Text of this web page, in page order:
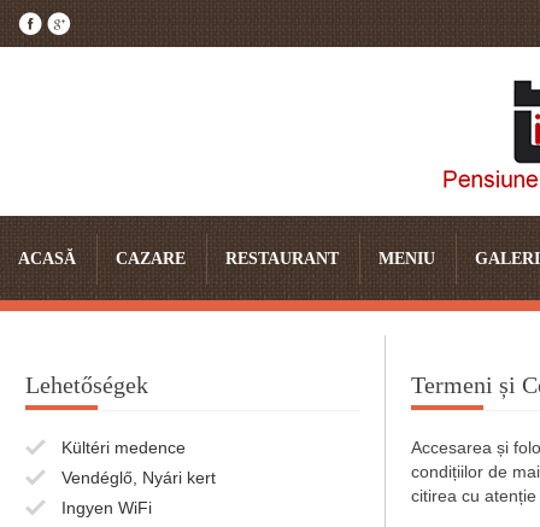
ACASĂ CAZARE RESTAURANT MENIU
Lehetőségek
Kültéri medence
Vendéglő, Nyári kert
Ingyen WiFi
Termeni și
Accesarea și
condițiilor de
citirea cu